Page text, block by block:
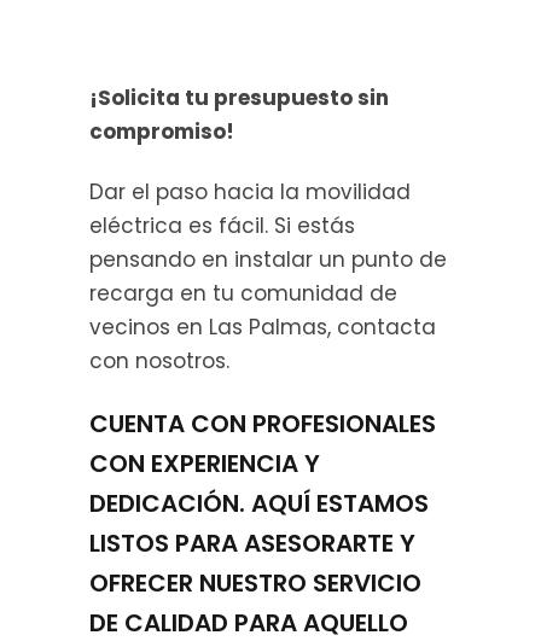
¡Solicita tu presupuesto sin
compromiso!
Dar el paso hacia la movilidad
eléctrica es fácil. Si estás
pensando en instalar un punto de
recarga en tu comunidad de
vecinos en Las Palmas, contacta
con nosotros.
CUENTA CON PROFESIONALES
CON EXPERIENCIA Y
DEDICACIÓN. AQUÍ ESTAMOS
LISTOS PARA ASESORARTE Y
OFRECER NUESTRO SERVICIO
DE CALIDAD PARA AQUELLO